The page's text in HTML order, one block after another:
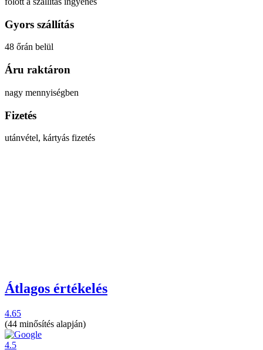
Gyors szállítás
48 őrán belül
Áru raktáron
nagy mennyiségben
Fizetés
utánvétel, kártyás fizetés
Átlagos értékelés
4.65
(44 minősítés alapján)
4.5